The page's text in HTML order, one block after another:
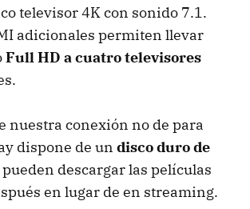
televisor 4K con sonido 7.1.
adicionales permiten llevar
Full HD a cuatro televisores
nuestra conexión no de para
dispone de un disco duro de
descargar las películas
en lugar de en streaming.